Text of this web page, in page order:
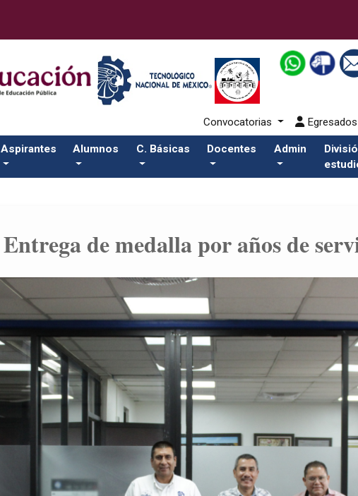
Convocatorias Egresados
Aspirantes Alumnos C. Básicas Docentes Admin
Entrega de medalla por años de